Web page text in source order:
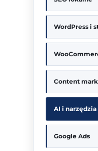
WordPress i
Content
AI i narzędzia
Google Ads